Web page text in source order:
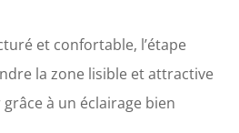
et confortable, l’étape
la zone lisible et attractive
à un éclairage bien